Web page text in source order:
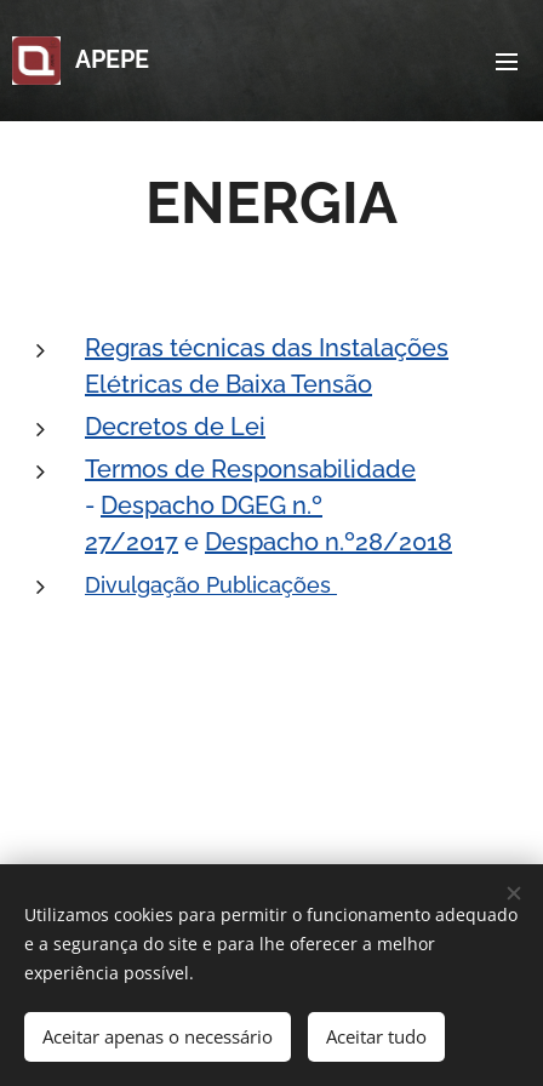
APEPE
ENERGIA
Regras técnicas das Instalações
Elétricas de Baixa Tensão
Decretos de Lei
Termos de Responsabilidade
- Despacho DGEG n.º
27/2017 e Despacho n.º28/2018
Divulgação Publicações
Desenvolvido porWebnode Cookies
Utilizamos cookies para permitir o funcionamento adequado
e a segurança do site e para lhe oferecer a melhor
experiência possível.
Aceitar apenas o necessário Aceitar tudo